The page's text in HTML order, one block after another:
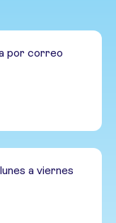
por correo
a viernes